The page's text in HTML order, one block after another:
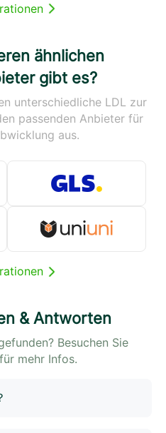
ähnlichen
gibt es?
unterschiedliche LDL zur
passenden Anbieter für
aus.
& Antworten
Besuchen Sie
mehr Infos.